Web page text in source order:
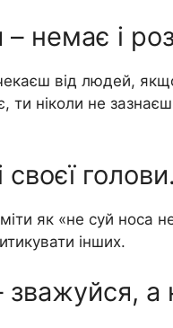
немає і
від людей,
ніколи не зазнаєш
голови.
як «не суй
інших.
а